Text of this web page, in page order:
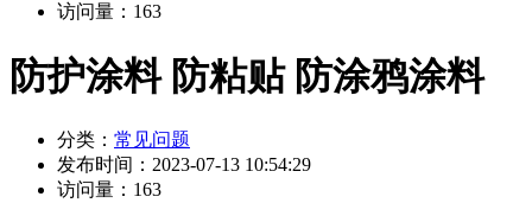
访问量： 163
防护涂料 防粘贴 防涂鸦涂料
分类： 常见问题
发布时间： 2023-07-13 10:54:29
访问量： 163